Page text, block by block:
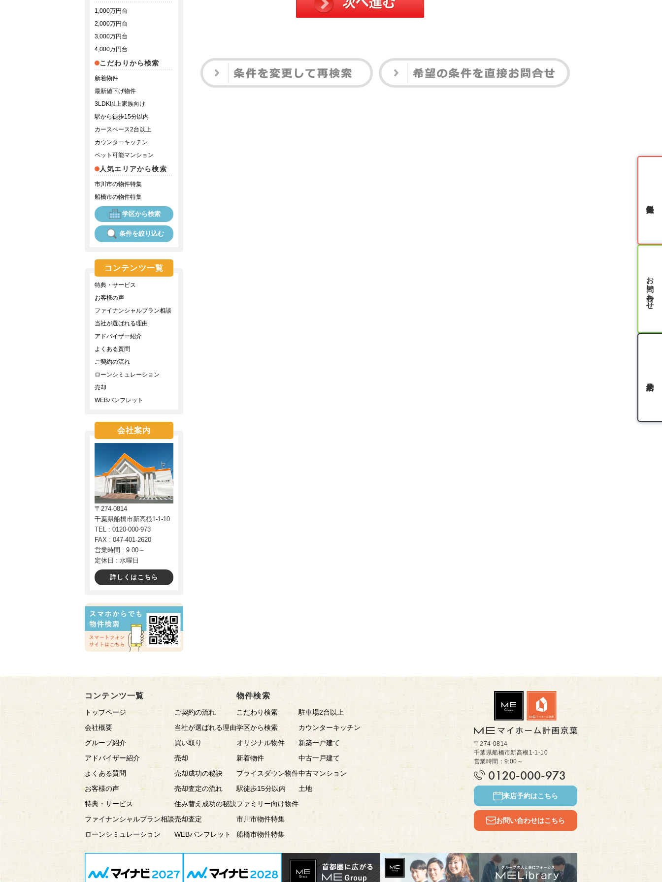
1,000万円台
2,000万円台
3,000万円台
4,000万円台
こだわりから検索
新着物件
最新値下げ物件
3LDK以上家族向け
駅から徒歩15分以内
カースペース2台以上
カウンターキッチン
ペット可能マンション
人気エリアから検索
市川市の物件特集
船橋市の物件特集
学区から検索
条件を絞り込む
コンテンツ一覧
特典・サービス
お客様の声
ファイナンシャルプラン相談
当社が選ばれる理由
アドバイザー紹介
よくある質問
ご契約の流れ
ローンシミュレーション
売却
WEBパンフレット
会社案内
〒274-0814
千葉県船橋市新高根1-1-10
TEL : 0120-000-973
FAX : 047-401-2620
営業時間 : 9:00～
定休日 : 水曜日
詳しくはこちら
コンテンツ一覧
トップページ
会社概要
グループ紹介
アドバイザー紹介
よくある質問
お客様の声
特典・サービス
ファイナンシャルプラン相談
ローンシミュレーション
ご契約の流れ
当社が選ばれる理由
買い取り
売却
売却成功の秘訣
売却査定の流れ
住み替え成功の秘訣
売却査定
WEBパンフレット
物件検索
こだわり検索
学区から検索
オリジナル物件
新着物件
プライスダウン物件
駅徒歩15分以内
ファミリー向け物件
市川市物件特集
船橋市物件特集
駐車場2台以上
カウンターキッチン
新築一戸建て
中古一戸建て
中古マンション
土地
〒274-0814
千葉県船橋市新高根1-1-10
営業時間：9:00～
0120-000-973
来店予約はこちら
お問い合わせはこちら
お問い合わせ